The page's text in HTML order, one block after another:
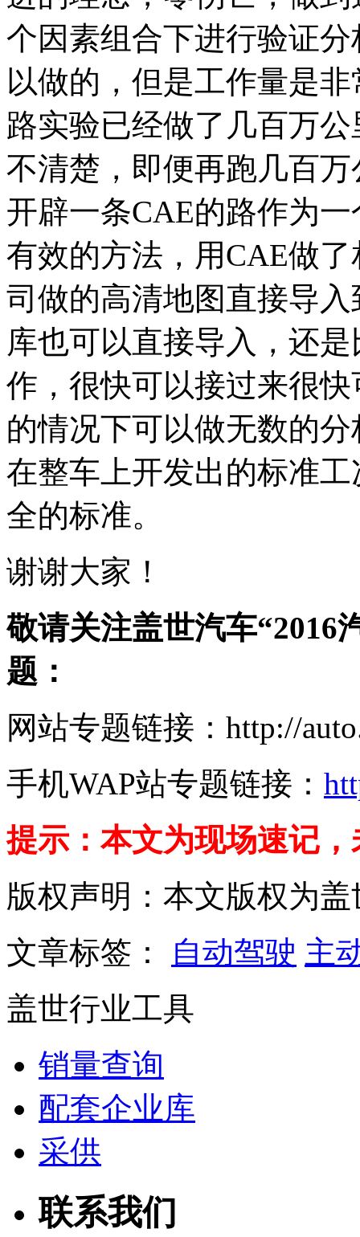
个因素组合下进行验证
以做的，但是工作量是
路实验已经做了几百万
不清楚，即便再跑几百
开辟一条CAE的路作为
有效的方法，用CAE做
司做的高清地图直接导
库也可以直接导入，还
作，很快可以接过来很
的情况下可以做无数的
在整车上开发出的标准
全的标准。
谢谢大家！
敬请关注盖世汽车“2016
题：
网站专题链接：http://
手机WAP站专题链接：
提示：本文为现场速记
版权声明：本文版权为
文章标签：
自动驾驶 主
盖世行业工具
销量查询
配套企业库
采供
联系我们